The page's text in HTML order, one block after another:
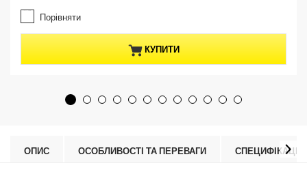
t
p
e
n
t
r
.
4
з
5
з
в
Порівняти
КУПИТИ
ОПИС ОСОБЛИВОСТІ ТА ПЕРЕВАГИ СПЕЦИФІКАЦІЇ